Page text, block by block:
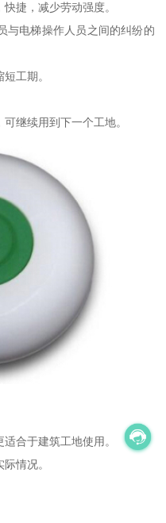
捷，减少劳动强度。
与电梯操作人员之间的纠纷的
工期。
继续用到下一个工地。
合于建筑工地使用。
情况。